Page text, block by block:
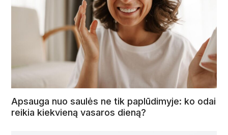
Apsauga nuo saulės ne tik paplūdimyje: ko odai
reikia kiekvieną vasaros dieną?